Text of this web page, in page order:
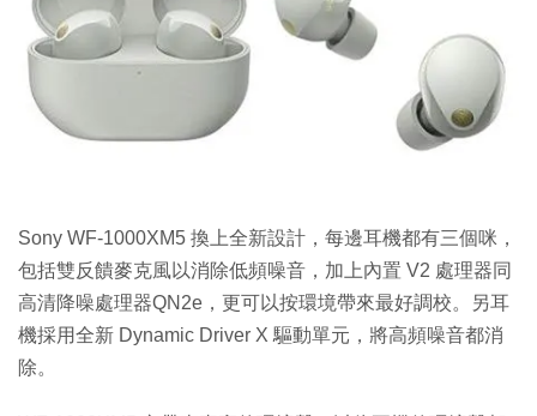
Sony WF-1000XM5 換上全新設計，每邊耳機都有三個咪，
包括雙反饋麥克風以消除低頻噪音，加上內置 V2 處理器同
高清降噪處理器QN2e，更可以按環境帶來最好調校。另耳
機採用全新 Dynamic Driver X 驅動單元，將高頻噪音都消
除。